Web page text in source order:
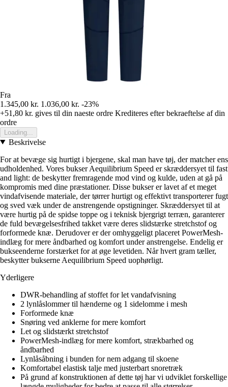
Fra
1.345,00 kr. 1.036,00 kr. -23%
+51,80 kr. gives til din naeste ordre Krediteres efter bekraeftelse af din
ordre
Loading...
Beskrivelse
For at bevæge sig hurtigt i bjergene, skal man have tøj, der matcher ens
udholdenhed. Vores bukser Aequilibrium Speed er skræddersyet til fast
and light: de beskytter fremragende mod vind og kulde, uden at gå på
kompromis med dine præstationer. Disse bukser er lavet af et meget
vindafvisende materiale, der tørrer hurtigt og effektivt transporterer fugt
og sved væk under de anstrengende opstigninger. Skræddersyet til at
være hurtig på de spidse toppe og i teknisk bjergrigt terræn, garanterer
de fuld bevægelsesfrihed takket være deres slidstærke stretchstof og
forformede knæ. Derudover er der omhyggeligt placeret PowerMesh-
indlæg for mere åndbarhed og komfort under anstrengelse. Endelig er
bukseenderne forstærket for at øge levetiden. Når hvert gram tæller,
beskytter bukserne Aequilibrium Speed uophørligt.
Yderligere
DWR-behandling af stoffet for let vandafvisning
2 lynlåslommer til hænderne og 1 sidelomme i mesh
Forformede knæ
Snøring ved anklerne for mere komfort
Let og slidstærkt stretchstof
PowerMesh-indlæg for mere komfort, strækbarhed og
åndbarhed
Lynlåsåbning i bunden for nem adgang til skoene
Komfortabel elastisk talje med justerbart snoretræk
På grund af konstruktionen af dette tøj har vi udviklet forskellige